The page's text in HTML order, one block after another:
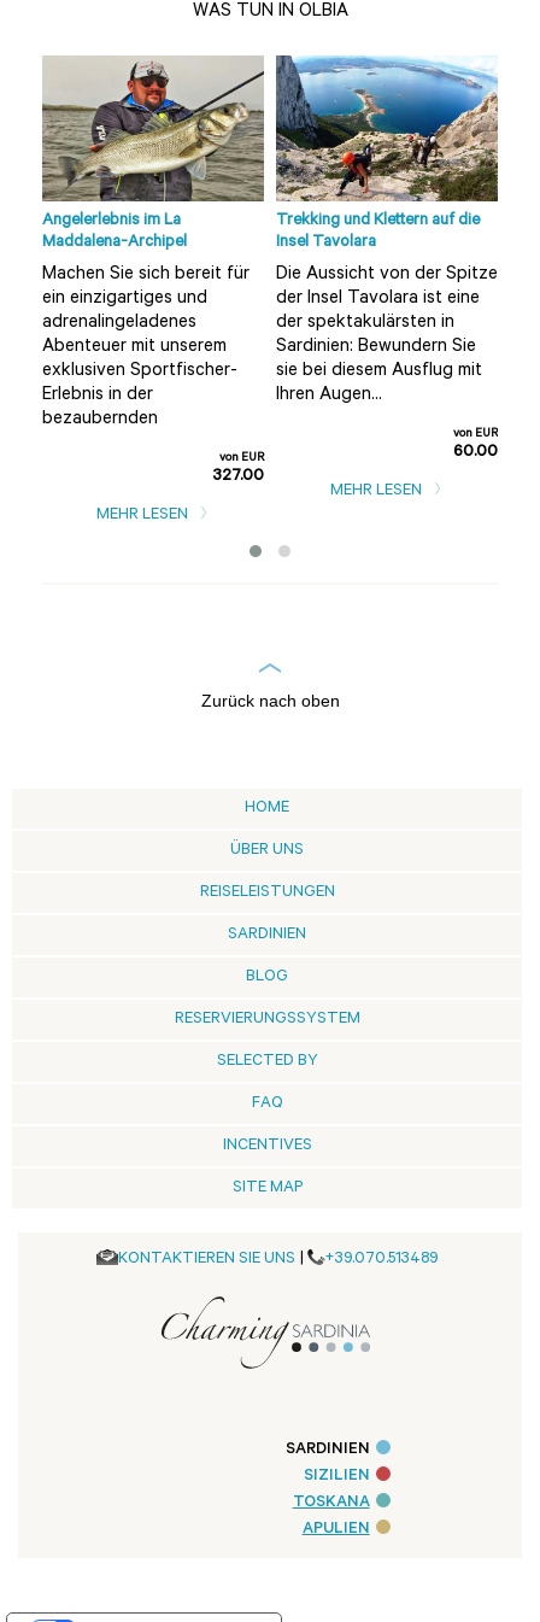
WAS TUN IN OLBIA
Angelerlebnis im La
Maddalena-Archipel
Machen Sie sich bereit für
ein einzigartiges und
adrenalingeladenes
Abenteuer mit unserem
exklusiven Sportfischer-
Erlebnis in der
bezaubernden
von EUR
327.00
MEHR LESEN
Trekking und Klettern auf die
Insel Tavolara
Die Aussicht von der Spitze
der Insel Tavolara ist eine
der spektakulärsten in
Sardinien: Bewundern Sie
sie bei diesem Ausflug mit
Ihren Augen...
von EUR
60.00
MEHR LESEN
Zurück nach oben
HOME
ÜBER UNS
REISELEISTUNGEN
SARDINIEN
BLOG
RESERVIERUNGSSYSTEM
SELECTED BY
FAQ
INCENTIVES
SITE MAP
KONTAKTIEREN SIE UNS | +39.070.513489
SARDINIEN
SIZILIEN
TOSKANA
APULIEN